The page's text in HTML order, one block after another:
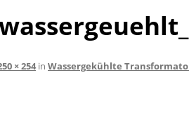
× 254in Wassergekühlte